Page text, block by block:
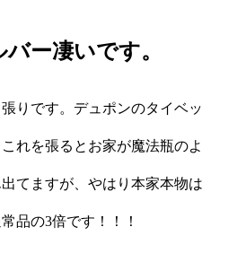
ー凄いです。
りです。デュポンのタイベッ
れを張るとお家が魔法瓶のよ
てますが、やはり本家本物は
品の3倍です！！！